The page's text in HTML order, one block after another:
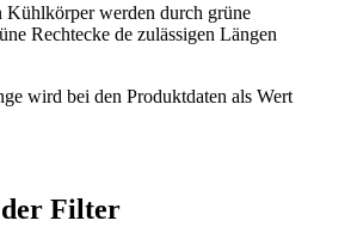
Kühlkörper werden durch grüne
Rechtecke de zulässigen Längen
wird bei den Produktdaten als Wert
Filter